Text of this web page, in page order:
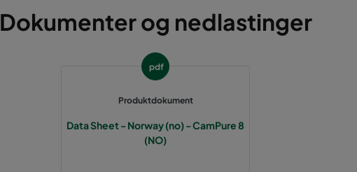
Dokumenter og nedlastinger
pdf
Produktdokument
Data Sheet - Norway (no) - CamPure 8
(NO)